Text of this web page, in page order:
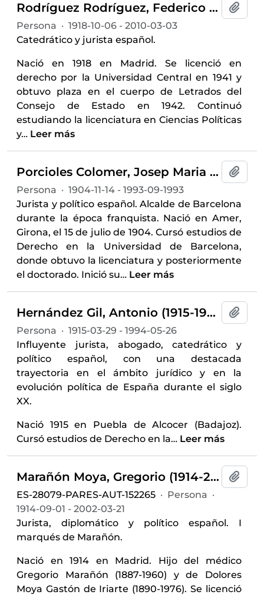
Rodríguez Rodríguez, Federico (1918-2010)
Persona · 1918-10-06 - 2010-03-03
Catedrático y jurista español.
Nació en 1918 en Madrid. Se licenció en
derecho por la Universidad Central en 1941 y
obtuvo plaza en el cuerpo de Letrados del
Consejo de Estado en 1942. Continuó
estudiando la licenciatura en Ciencias Políticas
y… Leer más
Porcioles Colomer, Josep Maria de (1904-1993)
Persona · 1904-11-14 - 1993-09-1993
Jurista y político español. Alcalde de Barcelona
durante la época franquista. Nació en Amer,
Girona, el 15 de julio de 1904. Cursó estudios de
Derecho en la Universidad de Barcelona,
donde obtuvo la licenciatura y posteriormente
el doctorado. Inició su… Leer más
Hernández Gil, Antonio (1915-1994)
Persona · 1915-03-29 - 1994-05-26
Influyente jurista, abogado, catedrático y
político español, con una destacada
trayectoria en el ámbito jurídico y en la
evolución política de España durante el siglo
XX.
Nació 1915 en Puebla de Alcocer (Badajoz).
Cursó estudios de Derecho en la… Leer más
Marañón Moya, Gregorio (1914-2002)
ES-28079-PARES-AUT-152265 · Persona ·
1914-09-01 - 2002-03-21
Jurista, diplomático y político español. I
marqués de Marañón.
Nació en 1914 en Madrid. Hijo del médico
Gregorio Marañón (1887-1960) y de Dolores
Moya Gastón de Iriarte (1890-1976). Se licenció